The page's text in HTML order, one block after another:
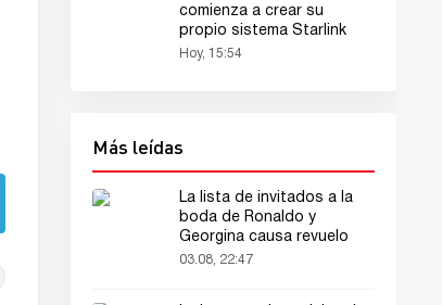
comienza a crear su
propio sistema Starlink
Hoy, 15:54
Más leídas
La lista de invitados a la
boda de Ronaldo y
Georgina causa revuelo
03.08, 22:47